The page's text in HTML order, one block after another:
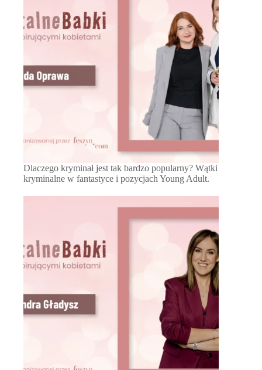
Dlaczego kryminał jest tak bardzo popularny? Wątki
kryminalne w fantastyce i pozycjach Young Adult.